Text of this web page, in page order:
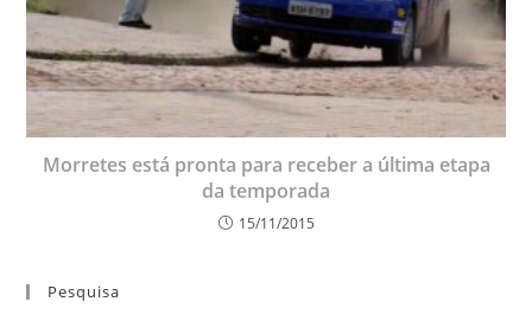
Morretes está pronta para receber a última etapa
da temporada
15/11/2015
Pesquisa